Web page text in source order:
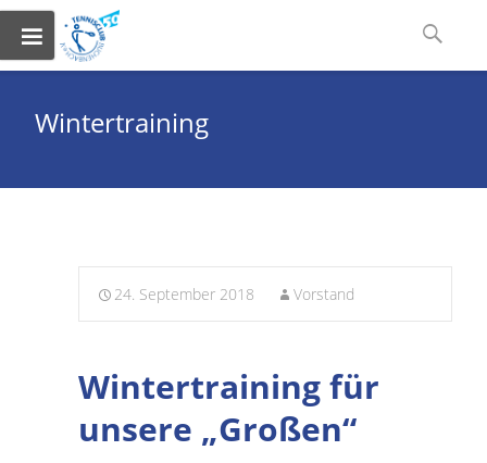
to
content
Suchen
Wintertraining
24. September 2018 Vorstand
Wintertraining für
unsere „Großen“